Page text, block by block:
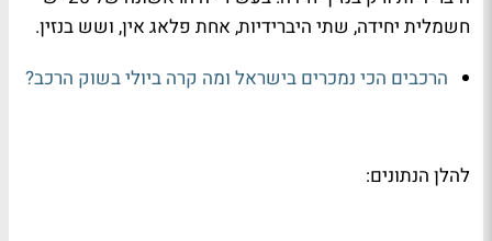
חשמלית יחידה, שתי היברידיות, אחת פלאג אין, ושש בנזין.
הרכבים הכי נמכרים בישראל ומה קרה ביולי בשוק הרכב?
להלן הנתונים: